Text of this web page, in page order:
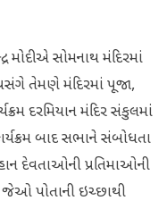
મોદીએ સોમનાથ મંદિરમાં
તેમણે મંદિરમાં પૂજા,
દરમિયાન મંદિર સંકુલમાં
બાદ સભાને સંબોધતા
દેવતાઓની પ્રતિમાઓની
જેઓ પોતાની ઇચ્છાથી